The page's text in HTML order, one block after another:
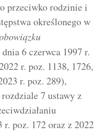
przeciwko rodzinie i
określonego w
6 czerwca 1997 r.
r. poz. 1138, 1726,
r. poz. 289),
7 ustawy z
poz. 172 oraz z 2022